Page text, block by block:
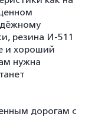
резина И-511
и хороший
нужна
дорогам с